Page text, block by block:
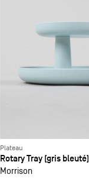
Plateau
Rotary Tray (gris bleuté)
Morrison